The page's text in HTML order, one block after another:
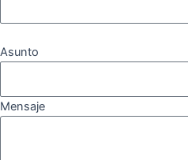
Asunto
Mensaje